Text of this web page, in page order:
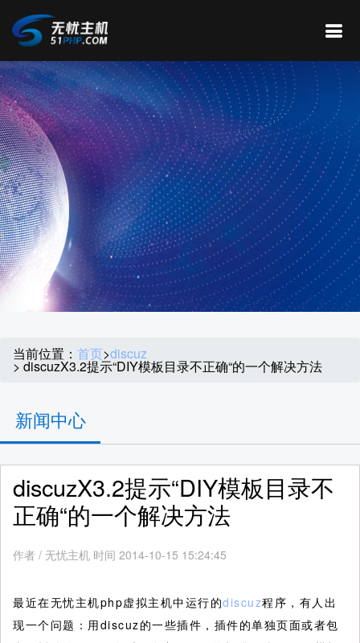
当前位置： 首页>discuz
> discuzX3.2提示“DIY模板目录不正确“的一个解决方法
新闻中心
discuzX3.2提示“DIY模板目录不
正确“的一个解决方法
作者 / 无忧主机 时间 2014-10-15 15:24:45
最近在无忧主机php虚拟主机中运行的discuz程序，有人出
现一个问题：用discuz的一些插件，插件的单独页面或者包